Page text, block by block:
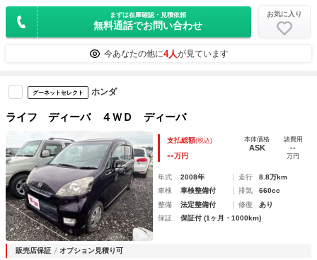
まずは在庫確認・見積依頼
無料通話でお問い合わせ
お気に入り
今あなたの他に4人が見ています
グーネットセレクト ホンダ
ライフ ディーバ ４ＷＤ ディーバ
支払総額(税込)
--万円
本体価格
ASK
諸費用
--
万円
年式 2008年 走行
8.8万km
車検
車検整備付 排気
660cc
整備
法定整備付 修復
あり
保証
保証付 (1ヶ月・1000km)
販売店保証 オプション見積り可